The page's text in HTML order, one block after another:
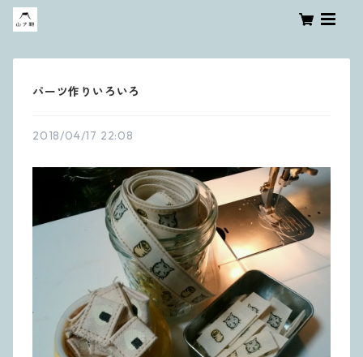
パーツ作りいろいろ
2018/04/17 22:08